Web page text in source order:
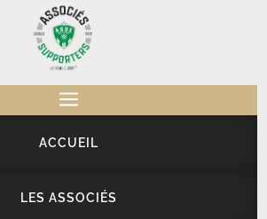
a
ACCUEIL
LES ASSOCIÉS